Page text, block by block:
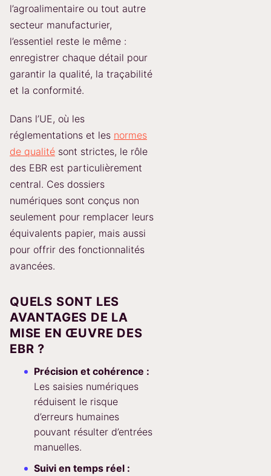
l’agroalimentaire ou tout autre
secteur manufacturier,
l’essentiel reste le même :
enregistrer chaque détail pour
garantir la qualité, la traçabilité
et la conformité.
Dans l’UE, où les
réglementations et les normes
de qualité sont strictes, le rôle
des EBR est particulièrement
central. Ces dossiers
numériques sont conçus non
seulement pour remplacer leurs
équivalents papier, mais aussi
pour offrir des fonctionnalités
avancées.
QUELS SONT LES
AVANTAGES DE LA
MISE EN ŒUVRE DES
EBR ?
Précision et cohérence :
Les saisies numériques
réduisent le risque
d’erreurs humaines
pouvant résulter d’entrées
manuelles.
Suivi en temps réel :